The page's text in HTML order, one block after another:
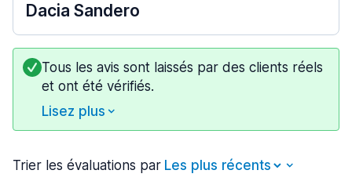
Dacia Sandero
Tous les avis sont laissés par des clients réels
et ont été vérifiés.
Lisez plus
Trier les évaluations par